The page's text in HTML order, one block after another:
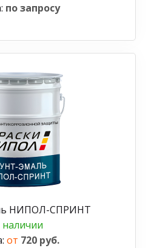
по запросу
НИПОЛ-СПРИНТ
наличии
от 720 руб.